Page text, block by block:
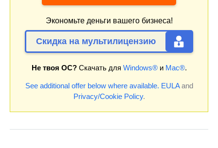
Экономьте деньги вашего бизнеса!
Скидка на мультилицензию
Не твоя ОС?Скачать для Windows®и Mac®.
See additional offer below where available. EULAand
Privacy/Cookie Policy.